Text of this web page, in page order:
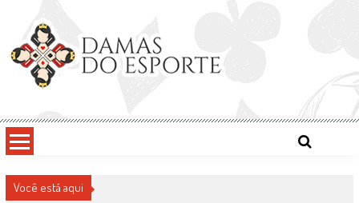
content
Damas do Esporte
Você está aqui